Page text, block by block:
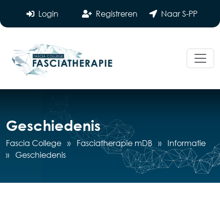
Login Registreren Naar S-PP
Geschiedenis
Fascia College » Fasciatherapie mDB »
Informatie
»
Geschiedenis